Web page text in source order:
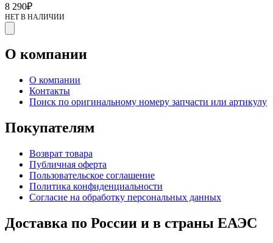
8 290₽
НЕТ В НАЛИЧИИ
О компании
О компании
Контакты
Поиск по оригинальному номеру запчасти или артикулу
Покупателям
Возврат товара
Публичная оферта
Пользовательское соглашение
Политика конфиденциальности
Согласие на обработку персональных данных
Доставка по России и в страны ЕАЭС